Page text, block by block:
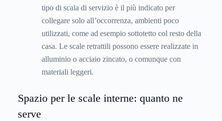
tipo di scala di servizio è il più indicato per
collegare solo all’occorrenza, ambienti poco
utilizzati, come ad esempio sottotetto col resto della
casa. Le scale retrattili possono essere realizzate in
alluminio o acciaio zincato, o comunque con
materiali leggeri.
Spazio per le scale interne: quanto ne
serve